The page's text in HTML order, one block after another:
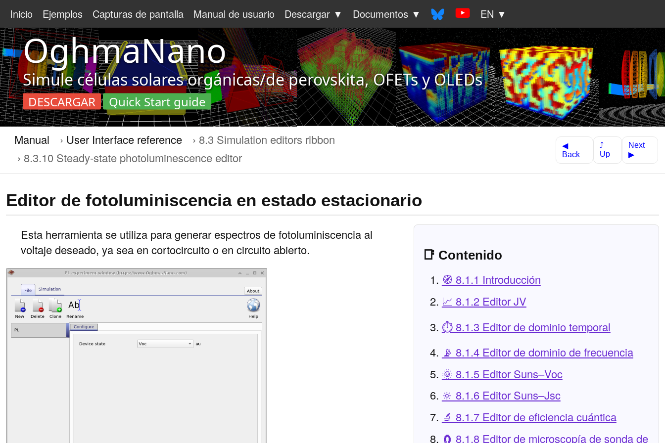
Inicio Ejemplos Capturas de pantalla Manual de usuario Descargar ▼ Documentos ▼ EN ▼
OghmaNano
Simule células solares orgánicas/de perovskita, OFETs y OLEDs
DESCARGAR Quick Start guide
Manual User Interface reference
8.3 Simulation editors ribbon
8.3.10 Steady-state photoluminescence editor
◀
Back
⤴
Up
Next
▶
Editor de fotoluminiscencia en estado estacionario
📑 Contenido
🧭 8.1.1 Introducción
📈 8.1.2 Editor JV
⏱️ 8.1.3 Editor de dominio temporal
📡 8.1.4 Editor de dominio de frecuencia
🌞 8.1.5 Editor Suns–Voc
🔆 8.1.6 Editor Suns–Jsc
🔬 8.1.7 Editor de eficiencia cuántica
🧲 8.1.8 Editor de microscopía de sonda de
Esta herramienta se utiliza para generar espectros de fotoluminiscencia al
voltaje deseado, ya sea en cortocircuito o en circuito abierto.